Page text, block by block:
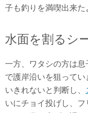
子も釣りを満喫出来た
水面を割るシ
一方、ワタシの方は
で護岸沿いを狙って
いきれないと判断し、
いにチョイ投げし、